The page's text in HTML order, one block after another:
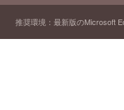
推奨環境：最新版のMicrosoft